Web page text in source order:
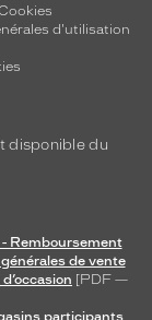
d'utilisation
disponible du
Remboursement
de vente
[PDF —
participants